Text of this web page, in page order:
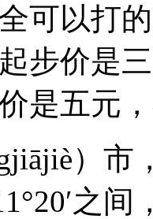
可以打
步价是
是五元
）市
之